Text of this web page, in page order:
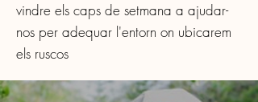
vindre els caps de setmana a ajudar-
nos per adequar l'entorn on ubicarem
els ruscos